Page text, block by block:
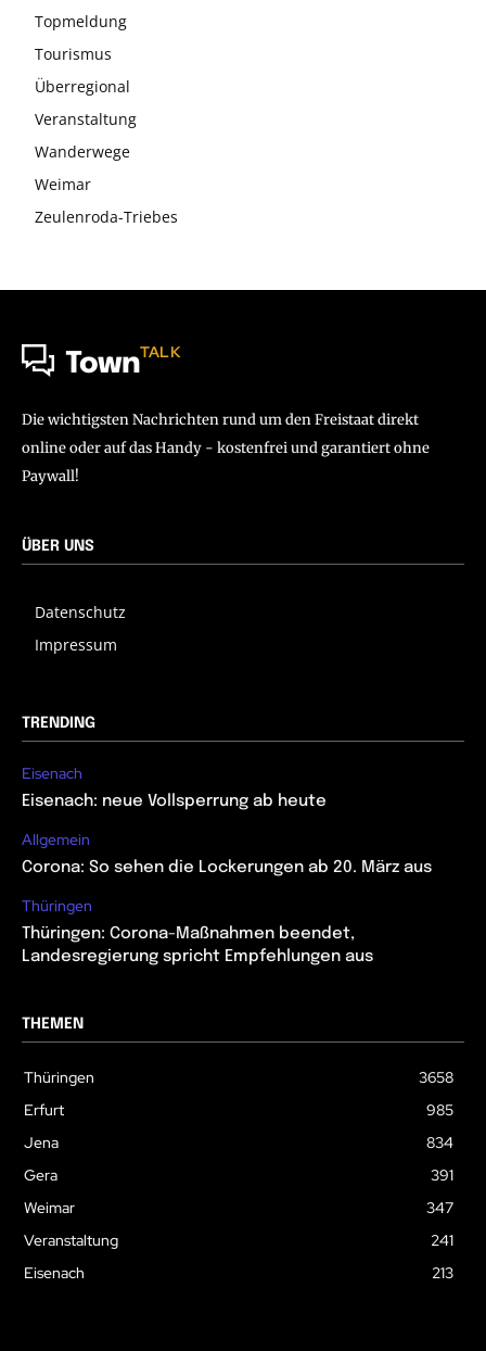
Topmeldung
Tourismus
Überregional
Veranstaltung
Wanderwege
Weimar
Zeulenroda-Triebes
TownTALK
Die wichtigsten Nachrichten rund um den Freistaat direkt
online oder auf das Handy - kostenfrei und garantiert ohne
Paywall!
ÜBER UNS
Datenschutz
Impressum
TRENDING
Eisenach
Eisenach: neue Vollsperrung ab heute
Allgemein
Corona: So sehen die Lockerungen ab 20. März aus
Thüringen
Thüringen: Corona-Maßnahmen beendet,
Landesregierung spricht Empfehlungen aus
THEMEN
Thüringen
3658
Erfurt
985
Jena
834
Gera
391
Weimar
347
Veranstaltung
241
Eisenach
213